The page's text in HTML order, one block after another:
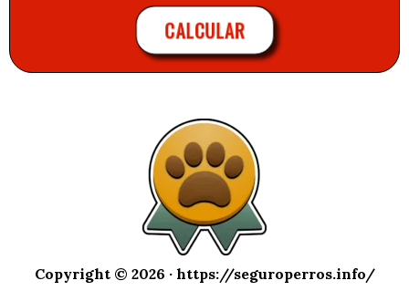
CALCULAR
Copyright © 2026 · https://seguroperros.info/